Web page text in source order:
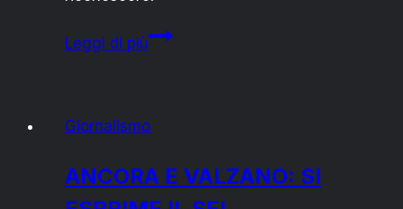
Leggi di piùResistenza
a
partigiano
Giornalismo
ANCORA E VALZANO: SI